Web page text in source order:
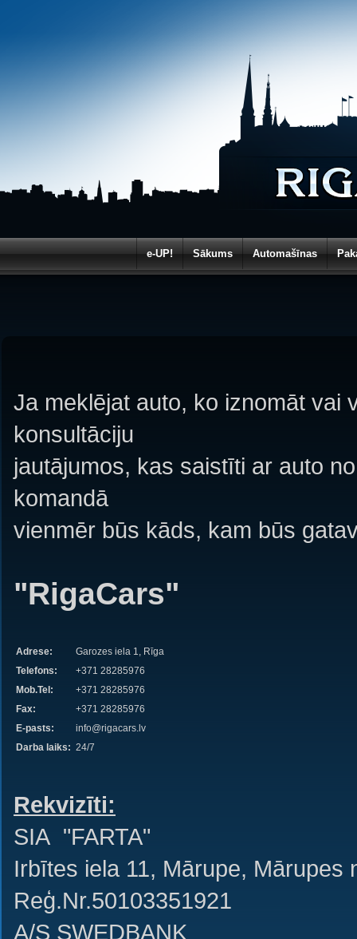
e-UP! Sākums Automašīnas
Ja meklējat auto, ko iznomāt vai
konsultāciju
jautājumos, kas saistīti ar auto
komandā
vienmēr būs kāds, kam būs
"RigaCars"
Adrese:
Garozes iela 1, Rīga
Telefons:
+371 28285976
Mob.Tel:
+371 28285976
Fax:
+371 28285976
E-pasts:
info@rigacars.lv
Darba laiks: 24/7
Rekvizīti:
SIA "FARTA"
Irbītes iela 11, Mārupe, Mārupes
Reģ.Nr.50103351921
A/S SWEDBANK